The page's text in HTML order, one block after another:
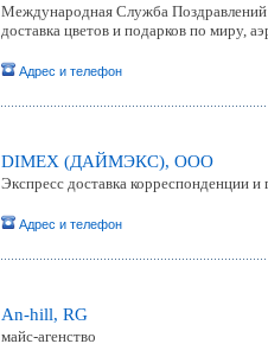
Международная Служба Поздравлений
доставка цветов и подарков по миру,
Адрес и телефон
DIMEX (ДАЙМЭКС), ООО
Экспресс доставка корреспонденции
Адрес и телефон
An-hill, RG
майс-агенство